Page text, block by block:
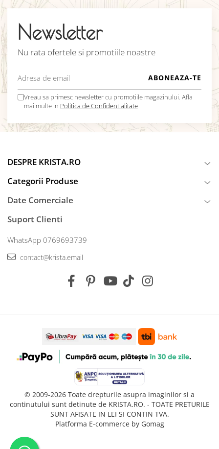
Newsletter
Nu rata ofertele si promotiile noastre
Vreau sa primesc newsletter cu promotiile magazinului. Afla
mai multe in Politica de Confidentialitate
DESPRE KRISTA.RO
Categorii Produse
Date Comerciale
Suport Clienti
WhatsApp 0769693739
contact@krista.email
© 2009-2026 Toate drepturile asupra imaginilor si a
continutului sunt detinute de KRISTA.RO. - TOATE PRETURILE
SUNT AFISATE IN LEI SI CONTIN TVA.
Platforma E-commerce by Gomag